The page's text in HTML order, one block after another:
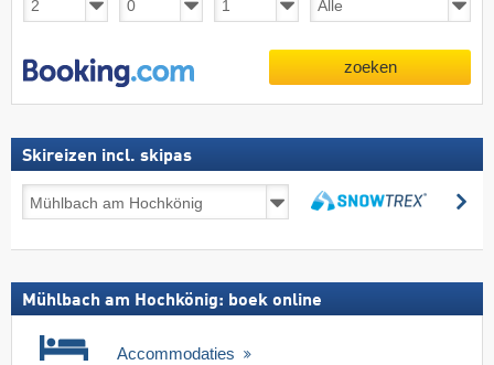
zoeken
Skireizen incl. skipas
incl.
Mühlbach am Hochkönig: boek online
Accommodaties